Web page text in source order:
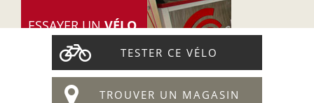
ESSAYER UNVÉLO
© 2005-2026 Cyclable.ch
Politique de confidentialité
TESTER CE VÉLO
TROUVER UN MAGASIN